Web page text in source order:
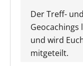
Der Treff-
und wird
mitgeteilt.